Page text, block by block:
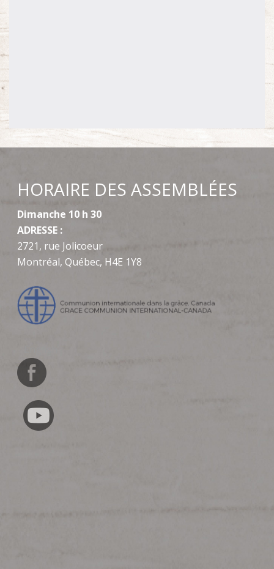
HORAIRE DES ASSEMBLÉES
Dimanche 10 h 30
ADRESSE :
2721, rue Jolicoeur
Montréal, Québec, H4E 1Y8